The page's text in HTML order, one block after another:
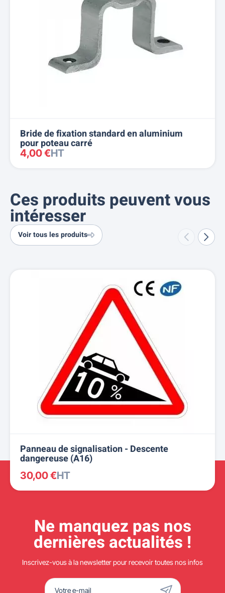
Bride de fixation standard en aluminium
pour poteau carré
4,00 €HT
Ces produits peuvent vous
intéresser
Voir tous les produits
Panneau de signalisation - Descente
dangereuse (A16)
30,00 €HT
Ne manquez pas nos
dernières actualités !
Inscrivez-vous à la newsletter pour recevoir toutes nos infos